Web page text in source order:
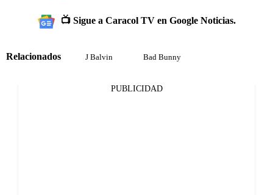
📺 Sigue a Caracol TV en Google Noticias.
Relacionados J Balvin Bad Bunny
PUBLICIDAD